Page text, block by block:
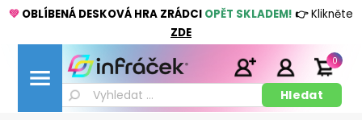
💚 OBLÍBENÁ DESKOVÁ HRA ZRÁDCI OPĚT SKLADEM! 👉Klikněte
ZDE
0